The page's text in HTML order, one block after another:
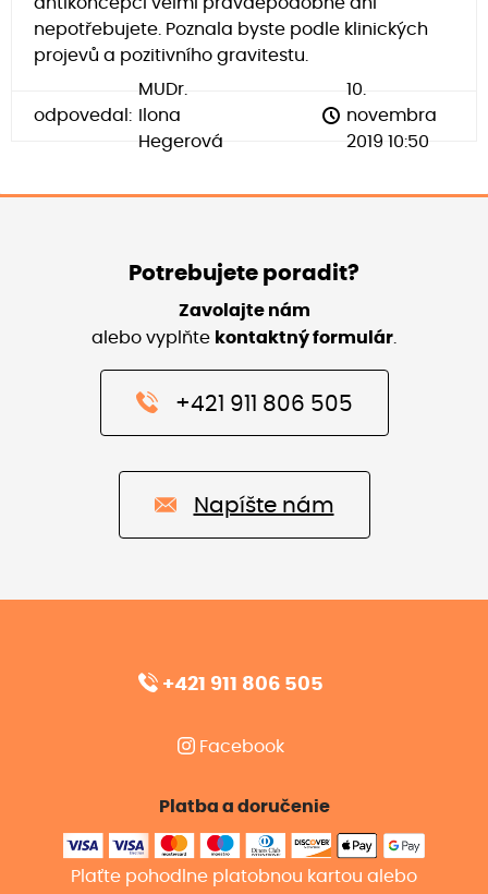
nepotřebujete. Poznala byste podle klinických
projevů a pozitivního gravitestu.
odpovedal:
MUDr.
Ilona
Hegerová
10.
novembra
2019 10:50
Potrebujete poradit?
Zavolajte nám
alebo vyplňte kontaktný formulár
+421 911 806 505
Napíšte nám
+421 911 806 505
Facebook
Platba a doručenie
Plaťte pohodlne platobnou kartou alebo